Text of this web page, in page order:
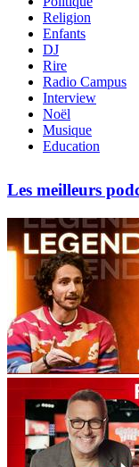
Religion
Enfants
DJ
Rire
Radio Campus
Interview
Noël
Musique
Education
Les meilleurs